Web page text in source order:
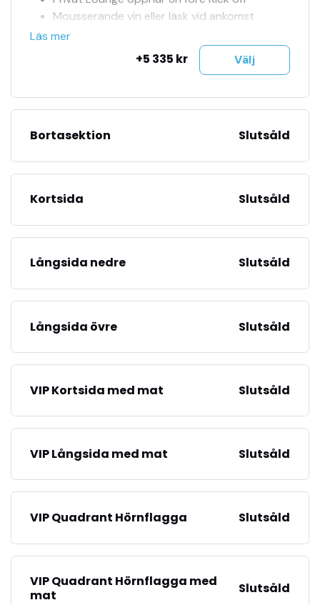
Mousserande vin eller läsk vid ankomst
Fyrarätters à la carte-meny
Upp till 4 platser tillsammans
Sittplats på hemmasektion
Tillgång till jour 24h
Biljetterna mejlas
Läs mer
+5 335 kr Välj
Bortasektion Slutsåld
Kortsida Slutsåld
Långsida nedre Slutsåld
Långsida övre Slutsåld
VIP Kortsida med mat Slutsåld
VIP Långsida med mat Slutsåld
VIP Quadrant Hörnflagga Slutsåld
VIP Quadrant Hörnflagga med
mat
Slutsåld